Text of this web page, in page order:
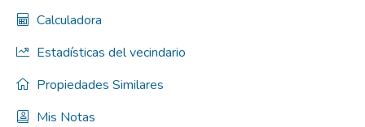
Calculadora
Estadísticas del vecindario
Propiedades Similares
Mis Notas